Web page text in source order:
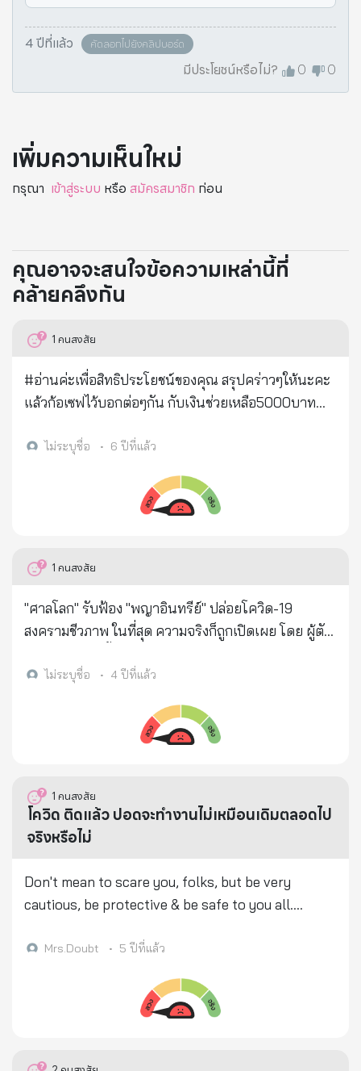
4 ปีที่แล้ว คัดลอกไปยังคลิปบอร์ด
มีประโยชน์หรือไม่? 0 0
เพิ่มความเห็นใหม่
กรุณา เข้าสู่ระบบ หรือ สมัครสมาชิก ก่อน
คุณอาจจะสนใจข้อความเหล่านี้ที่
คล้ายคลึงกัน
1 คนสงสัย
#อ่านค่ะเพื่อสิทธิประโยชน์ของคุณ สรุปคร่าวๆให้นะคะ
แล้วก้อเซฟไว้บอกต่อๆกัน​ กับเงินช่วยเหลือ5000บาท
อาจจะต้นเดือนเมษา ***ใช้บัญชีธนาคารของตัวเองที่มี
ทะเบียน ***โทรสัพไม่มีเน๊ต​ใช้คอม คอมไม่มีเน๊ตใช้เพื่อน
ที่มีเน๊ต​ เพื่อนไม่มีเน๊ต​ ไปธนาคารของรัฐที่เค้ากำหนดมา​
แล้วแต่ที่ไม่ได้จ่ายประกันสังคมได้หมด ***ข้อมูล
หลาย​ไม่ได้​ แต่ก้อลองดูได้เผื่อได้เพิ่ม​ ไม่ได้ถามเพราะ
ไม่มีประกันสังคม ***อาชีพอิสระที่อยุ่นอกประกันสังคมมี
ต้องแย่งกันลงทะเบียน​ สงสัยโทรถาม ***มาตรการอื่นๆ
ประกันสังคม​ ไม่ต้องน้อยใจ​ ประกันสังคมจ่ายคืนคุนมา
กกว่ามนุษย์อิสระอยู่แล้ว​ ***กรมธุรกิจกระทรวงการคลัง​
ผิดพลาดตรงไหนขออภัยด้วยค่ะ
ไม่ระบุชื่อ • 6 ปีที่แล้ว
1 คนสงสัย
"ศาลโลก" รับฟ้อง "พญาอินทรีย์" ปล่อยโควิด-19
สงครามชีวภาพ ในที่สุด ความจริงก็ถูกเปิดเผย โดย ผู้ตัด
************** โควิด-19 มาจากฝีมือมนุษย์ สั่งทำโดย
คาโรไลน่าเหนือ ของสหรัฐอเมริกา!!! นาย Greg Roubini
ผู้เชี่ยวชาญด้านข่าวกรองชื่อดังของสหรัฐอเมริกาให้
ลับนี้ นาย Greg เผยว่า ไวรัสโควิด-19 ได้รับการ
ออกแบบทางพันธุกรรมเพื่อใช้เป็นอาวุธชีวภาพ หรือ
สงครามเชื้อโรค:- - มีแหล่งที่มาจากห้องแลป BSL-3 ใน
บาร์ริก - พร้อมกันนั้น เขาระบุว่า ไวรัสถูก “รัฐบาลมืด”
จากรัฐคาโรไลน่าเหนือ ทดลองในทหารส่งไปแพร่ระบาด
อิตาลี และอเมริกาทั้งประเทศ ##..ก่อนหน้านี้ในวันที่ 15
ผลิตจากอเมริกา? ทำไมไม่อธิบายให้ชัดเจนว่าตัวไวรัส
Luc Montanier ผู้ได้รับรางวัลโนเบลเนื่องจากเป็นผู้ค้น
ไม่ระบุชื่อ • 4 ปีที่แล้ว
1 คนสงสัย
โควิด ติดแล้ว ปอดจะทำงานไม่เหมือนเดิมตลอดไป
จริงหรือไม่
Don't mean to scare you, folks, but be very
cautious, be protective & be safe to you all.
*** บอย วรพล สิงห์เขียวพงษ์ December 29, 2020 at
เปอร์เซ็นต์ จริงครับ > แต่หายแล้ว ปอดอาจพังตลอดชีวิต
> ลิเดีย-แข็งแรง เหลือปอดทำงาน หกสิบเปอร์เซ็นต์ >
เป็นเคสนี้ครับ บทความนี้ถูกส่งต่อกันมา ผมพอทราบว่ามี
Mrs.Doubt • 5 ปีที่แล้ว